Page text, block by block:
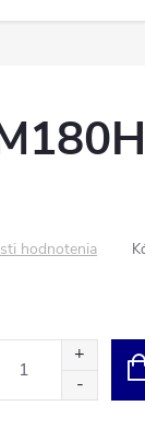
hodnotenia